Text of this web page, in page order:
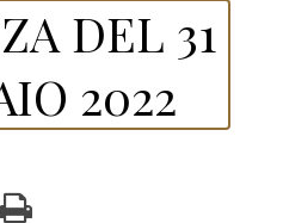
DEL 31
2022